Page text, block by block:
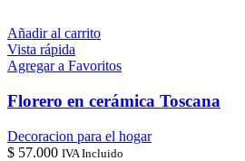
Añadir al carrito
Vista rápida
Agregar a Favoritos
Florero en cerámica Toscana
Decoracion para el hogar
$ 57.000 IVA Incluido